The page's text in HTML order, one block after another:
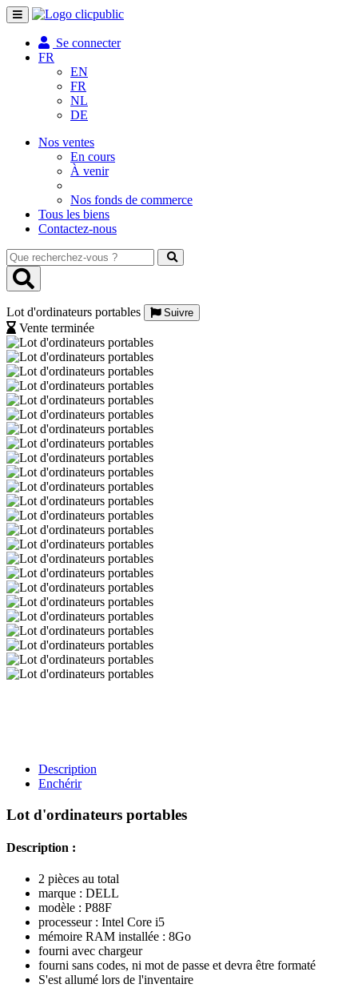
Toggle
navigation
Se connecter
FR
EN
FR
NL
DE
Nos ventes
En cours
À venir
Nos fonds de commerce
Tous les biens
Contactez-nous
Que
recherchez-
vous
Lot d'ordinateurs portables
Suivre
Vente terminée
Description
Enchérir
Lot d'ordinateurs portables
Description :
2 pièces au total
marque : DELL
modèle : P88F
processeur : Intel Core i5
mémoire RAM installée : 8Go
fourni avec chargeur
fourni sans codes, ni mot de passe et devra être formaté
S'est allumé lors de l'inventaire